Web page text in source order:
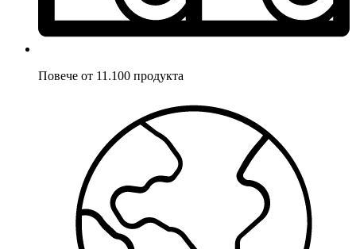
Повече от 11.100 продукта